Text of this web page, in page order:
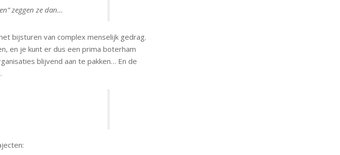
zeggen ze dan…
bijsturen van complex menselijk gedrag.
en je kunt er dus een prima boterham
blijvend aan te pakken… En de